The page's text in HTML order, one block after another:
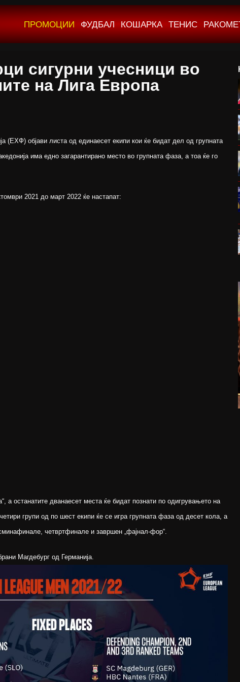
ПРОМОЦИИ ФУДБАЛ КОШАРКА ТЕНИС
сигурни учесници во
на Лига Европа
(EХФ) објави листа од единаесет екипи кои ќе бидат дел од групната
има едно загарантирано место во групната фаза, а тоа ќе го
2021 до март 2022 ќе настапат:
а останатите дванаесет места ќе бидат познати по одигрувањето на
групи од по шест екипи ќе се игра групната фаза од десет кола, а
четвртфинале и завршен „фајнал-фор“.
Магдебург од Германија.